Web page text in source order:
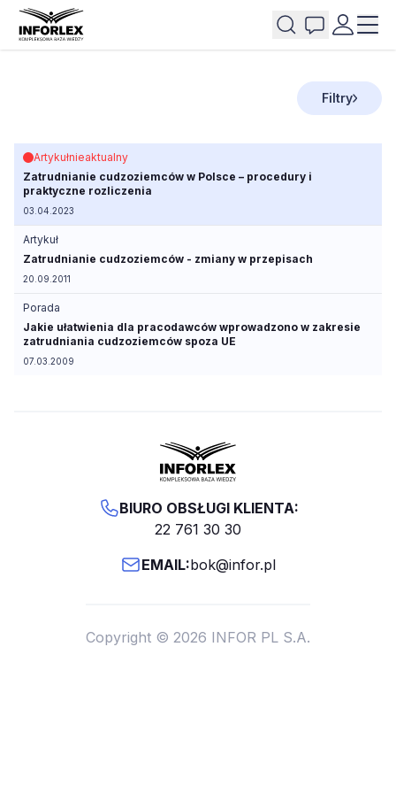
Filtry
Artykułnieaktualny
Zatrudnianie cudzoziemców w Polsce – procedury i
praktyczne rozliczenia
03.04.2023
Artykuł
Zatrudnianie cudzoziemców - zmiany w przepisach
20.09.2011
Porada
Jakie ułatwienia dla pracodawców wprowadzono w zakresie
zatrudniania cudzoziemców spoza UE
07.03.2009
BIURO OBSŁUGI KLIENTA:
22 761 30 30
EMAIL:bok@infor.pl
Copyright © 2026 INFOR PL S.A.